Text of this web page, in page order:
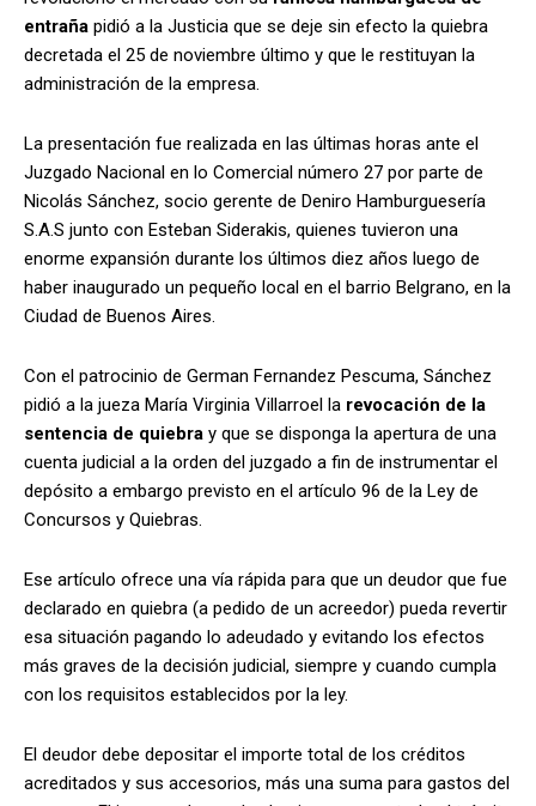
entraña pidió a la Justicia que se deje sin efecto la quiebra
decretada el 25 de noviembre último y que le restituyan la
administración de la empresa.
La presentación fue realizada en las últimas horas ante el
Juzgado Nacional en lo Comercial número 27 por parte de
Nicolás Sánchez, socio gerente de Deniro Hamburguesería
S.A.S junto con Esteban Siderakis, quienes tuvieron una
enorme expansión durante los últimos diez años luego de
haber inaugurado un pequeño local en el barrio Belgrano, en la
Ciudad de Buenos Aires.
Con el patrocinio de German Fernandez Pescuma, Sánchez
pidió a la jueza María Virginia Villarroel la revocación de la
sentencia de quiebra y que se disponga la apertura de una
cuenta judicial a la orden del juzgado a fin de instrumentar el
depósito a embargo previsto en el artículo 96 de la Ley de
Concursos y Quiebras.
Ese artículo ofrece una vía rápida para que un deudor que fue
declarado en quiebra (a pedido de un acreedor) pueda revertir
esa situación pagando lo adeudado y evitando los efectos
más graves de la decisión judicial, siempre y cuando cumpla
con los requisitos establecidos por la ley.
El deudor debe depositar el importe total de los créditos
acreditados y sus accesorios, más una suma para gastos del